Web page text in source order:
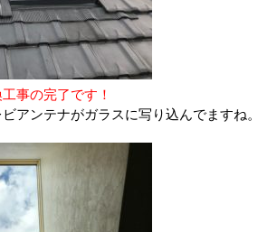
事の完了です！
アンテナがガラスに写り込んでますね。